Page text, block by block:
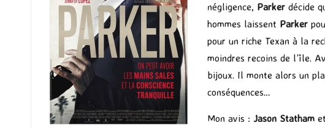
négligence, Parker décide
hommes laissent Parker
pour un riche Texan à la
moindres recoins de l’île.
bijoux. Il monte alors un
conséquences…
Mon avis : Jason Statham